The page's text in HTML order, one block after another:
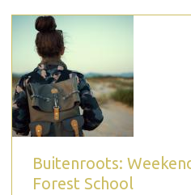
Buitenroots:
Forest School